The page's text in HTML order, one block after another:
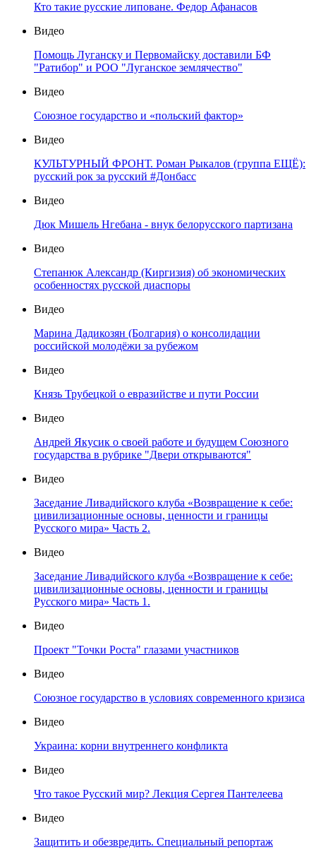
Кто такие русские липоване. Федор Афанасов
Видео
Помощь Луганску и Первомайску доставили БФ
"Ратибор" и РОО "Луганское землячество"
Видео
Союзное государство и «польский фактор»
Видео
КУЛЬТУРНЫЙ ФРОНТ. Роман Рыкалов (группа ЕЩЁ):
русский рок за русский #Донбасс
Видео
Дюк Мишель Нгебана - внук белорусского партизана
Видео
Степанюк Александр (Киргизия) об экономических
особенностях русской диаспоры
Видео
Марина Дадикозян (Болгария) о консолидации
российской молодёжи за рубежом
Видео
Князь Трубецкой о евразийстве и пути России
Видео
Андрей Якусик о своей работе и будущем Союзного
государства в рубрике "Двери открываются"
Видео
Заседание Ливадийского клуба «Возвращение к себе:
цивилизационные основы, ценности и границы
Русского мира» Часть 2.
Видео
Заседание Ливадийского клуба «Возвращение к себе:
цивилизационные основы, ценности и границы
Русского мира» Часть 1.
Видео
Проект "Точки Роста" глазами участников
Видео
Союзное государство в условиях современного кризиса
Видео
Украина: корни внутреннего конфликта
Видео
Что такое Русский мир? Лекция Сергея Пантелеева
Видео
Защитить и обезвредить. Специальный репортаж